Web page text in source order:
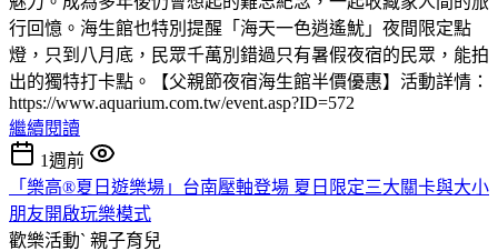
行回憶。海生館也特別提醒「海天一色逍遙魷」夜間限定點
燈，只到八月底，民眾千萬別錯過只有暑假夜宿的民眾，能拍
出的獨特打卡點。【父親節夜宿海生館半價優惠】活動詳情：
https://www.aquarium.com.tw/event.asp?ID=572
繼續閱讀
1週前
「樂高®夏日遊樂場」台南壓軸登場 夏日限定三大關卡與大小
朋友開啟玩樂模式
歡樂活動ˋ 親子育兒